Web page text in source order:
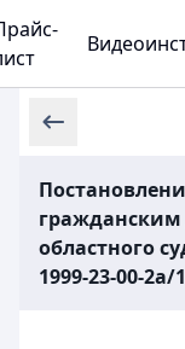
областного
1999-23-00-2а/